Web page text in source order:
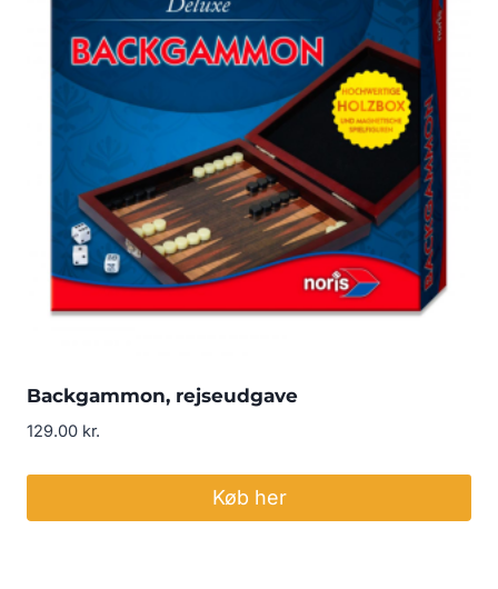
Backgammon, rejseudgave
129.00 kr.
Køb her